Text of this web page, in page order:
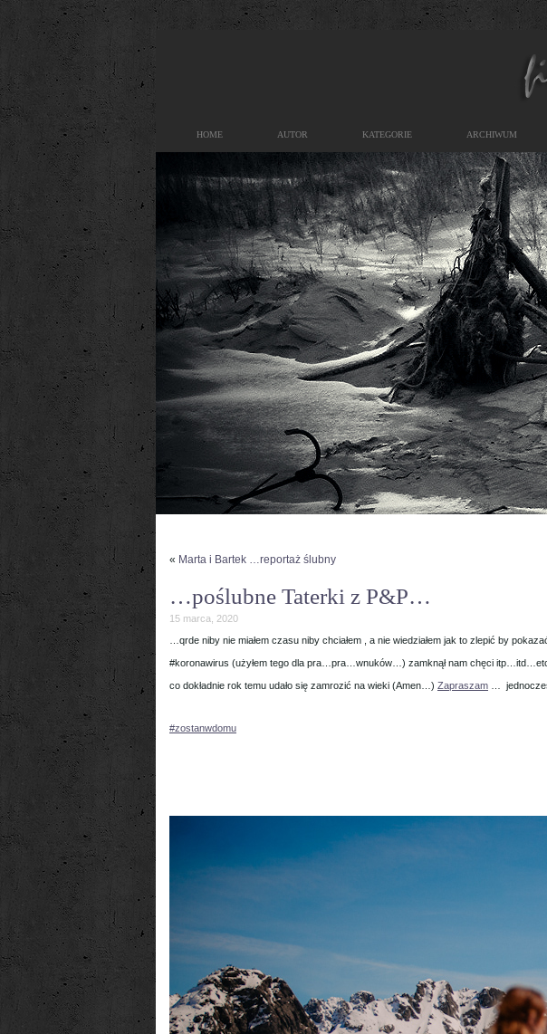
HOME AUTOR KATEGORIE ARCHIWUM
« Marta i Bartek …reportaż ślubny
…poślubne Taterki z P&P…
15 marca, 2020
…qrde niby nie miałem czasu niby chciałem , a nie wiedziałem jak to zlepić by
#koronawirus (użyłem tego dla pra…pra…wnuków…) zamknął nam chęci
co dokładnie rok temu udało się zamrozić na wieki (Amen…) Zapraszam …
#zostanwdomu